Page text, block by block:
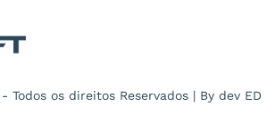
Todos os direitos Reservados | By dev ED